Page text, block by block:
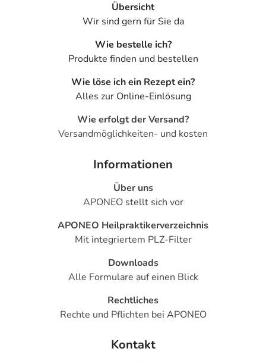
Übersicht
Wir sind gern für Sie da
Wie bestelle ich?
Produkte finden und bestellen
Wie löse ich ein Rezept ein?
Alles zur Online-Einlösung
Wie erfolgt der Versand?
Versandmöglichkeiten- und kosten
Informationen
Über uns
APONEO stellt sich vor
APONEO Heilpraktikerverzeichnis
Mit integriertem PLZ-Filter
Downloads
Alle Formulare auf einen Blick
Rechtliches
Rechte und Pflichten bei APONEO
Kontakt